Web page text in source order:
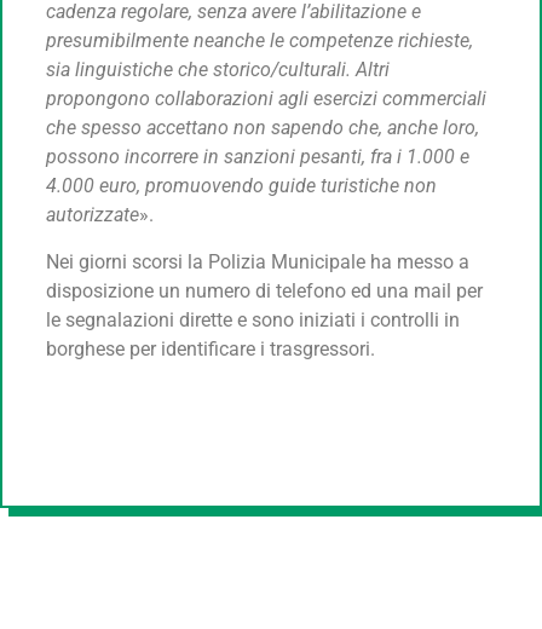
cadenza regolare, senza avere l’abilitazione e
presumibilmente neanche le competenze richieste,
sia linguistiche che storico/culturali. Altri
propongono collaborazioni agli esercizi commerciali
che spesso accettano non sapendo che, anche loro,
possono incorrere in sanzioni pesanti, fra i 1.000 e
4.000 euro, promuovendo guide turistiche non
autorizzate».
Nei giorni scorsi la Polizia Municipale ha messo a
disposizione un numero di telefono ed una mail per
le segnalazioni dirette e sono iniziati i controlli in
borghese per identificare i trasgressori.